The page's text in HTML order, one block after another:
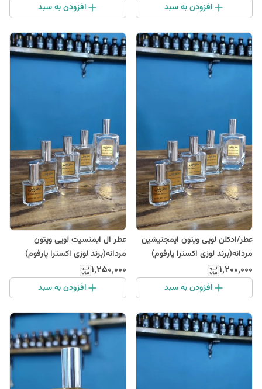
افزودن به سبد افزودن به سبد
عطر/ادکلن لویی ویتون ایمجنیشین
مردانه(برند لوزی اکسترا پارفوم)
۱٬۲۰۰٬۰۰۰
افزودن به سبد
عطر ال ایمنسیت لویی ویتون
مردانه(برند لوزی اکسترا پارفوم)
۱٬۲۵۰٬۰۰۰
افزودن به سبد